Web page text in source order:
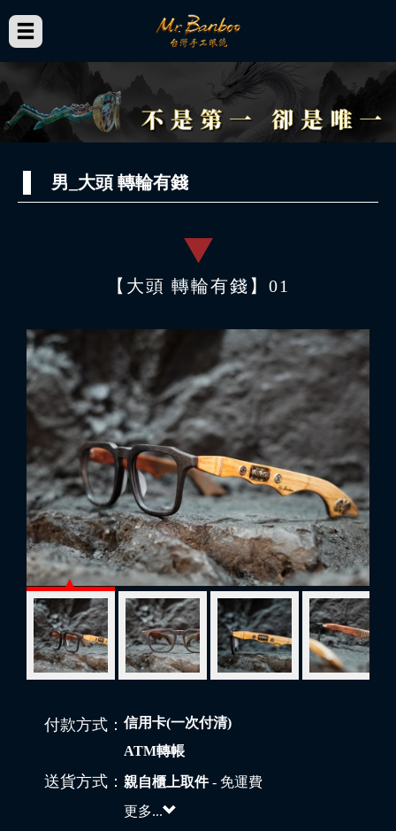
男_大頭 轉輪有錢
【大頭 轉輪有錢】01
付款方式： 信用卡(一次付清)
ATM轉帳
送貨方式： 親自櫃上取件- 免運費
更多...